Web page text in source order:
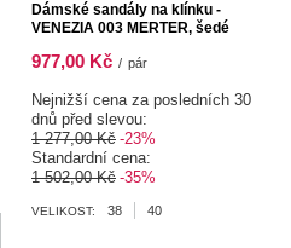
Dámské sandály na klínku -
VENEZIA 003 MERTER, šedé
977,00 Kč / pár
Nejnižší cena za posledních 30
dnů před slevou:
1 277,00 Kč -23%
Standardní cena:
1 502,00 Kč -35%
VELIKOST: 38 40